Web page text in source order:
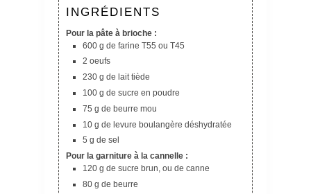
INGRÉDIENTS
Pour la pâte à brioche :
600 g de farine T55 ou T45
2 oeufs
230 g de lait tiède
100 g de sucre en poudre
75 g de beurre mou
10 g de levure boulangère déshydratée
5 g de sel
Pour la garniture à la cannelle :
120 g de sucre brun, ou de canne
80 g de beurre